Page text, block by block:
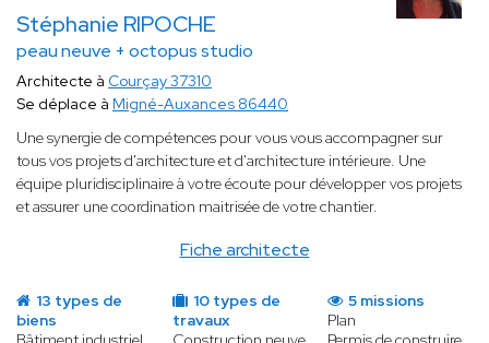
Stéphanie RIPOCHE
peau neuve + octopus studio
Fiche architecte
Architecte à Courçay 37310
Se déplace à Migné-Auxances 86440
Une synergie de compétences pour vous vous accompagner sur
tous vos projets d'architecture et d'architecture intérieure. Une
équipe pluridisciplinaire à votre écoute pour développer vos projets
et assurer une coordination maitrisée de votre chantier.
13 types de
biens
10 types de
travaux
5 missions
Plan